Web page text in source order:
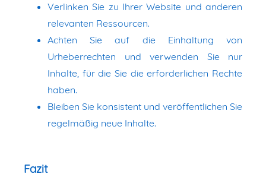
Verlinken Sie zu Ihrer Website und anderen
relevanten Ressourcen.
Achten Sie auf die Einhaltung von
Urheberrechten und verwenden Sie nur
Inhalte, für die Sie die erforderlichen Rechte
haben.
Bleiben Sie konsistent und veröffentlichen Sie
regelmäßig neue Inhalte.
Fazit